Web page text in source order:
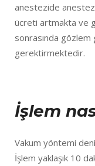
anestezide
ücreti artmakta ve
sonrasında
gerektirmektedir.
İşlem
Vakum yöntemi
İşlem yaklaşık 10